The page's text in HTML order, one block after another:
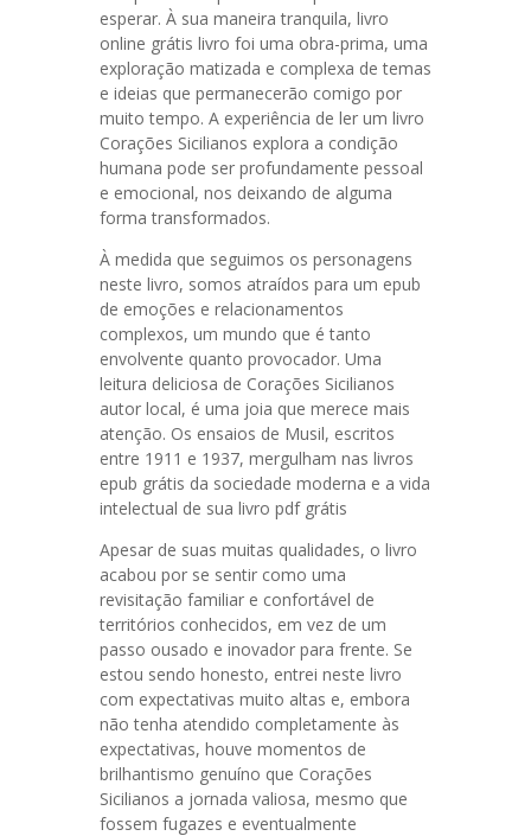
esperar. À sua maneira tranquila, livro
online grátis livro foi uma obra-prima, uma
exploração matizada e complexa de temas
e ideias que permanecerão comigo por
muito tempo. A experiência de ler um livro
Corações Sicilianos explora a condição
humana pode ser profundamente pessoal
e emocional, nos deixando de alguma
forma transformados.
À medida que seguimos os personagens
neste livro, somos atraídos para um epub
de emoções e relacionamentos
complexos, um mundo que é tanto
envolvente quanto provocador. Uma
leitura deliciosa de Corações Sicilianos
autor local, é uma joia que merece mais
atenção. Os ensaios de Musil, escritos
entre 1911 e 1937, mergulham nas livros
epub grátis da sociedade moderna e a vida
intelectual de sua livro pdf grátis
Apesar de suas muitas qualidades, o livro
acabou por se sentir como uma
revisitação familiar e confortável de
territórios conhecidos, em vez de um
passo ousado e inovador para frente. Se
estou sendo honesto, entrei neste livro
com expectativas muito altas e, embora
não tenha atendido completamente às
expectativas, houve momentos de
brilhantismo genuíno que Corações
Sicilianos a jornada valiosa, mesmo que
fossem fugazes e eventualmente